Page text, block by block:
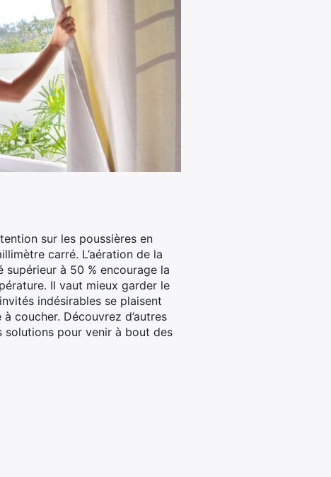
sur les poussières en
carré. L’aération de la
supérieur à 50 % encourage la
Il vaut mieux garder le
indésirables se plaisent
coucher. Découvrez d’autres
solutions pour venir à bout des